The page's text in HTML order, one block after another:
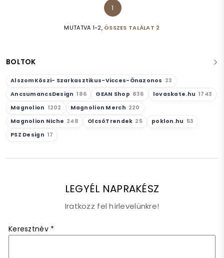
BOLTOK
AlszomKöszi- Szarkasztikus-Vicces-Önazonos 23
AncsumancsDesign 186 GEAN Shop 836 lovaskate.hu 1743
Magnolion 1202 Magnolion Merch 220
Magnolion Niche 248 OlcsóTrendek 25 poklon.hu 53
PSZ Design 17
MUTATVA 1-2, ÖSSZES TALÁLAT 2
1
LEGYÉL NAPRAKÉSZ
Iratkozz fel hírlevelünkre!
Keresztnév *